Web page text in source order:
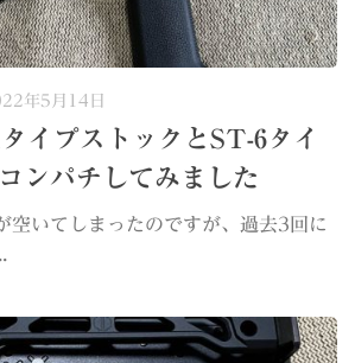
年5月14日
イプストックとST-6タイ
ンパチしてみました
空いてしまったのですが、過去3回に